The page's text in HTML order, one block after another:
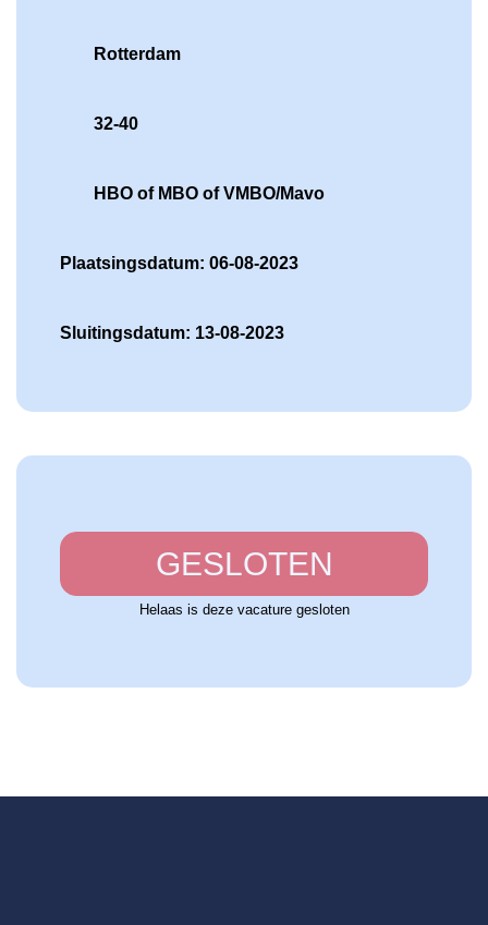
Rotterdam
32-40
HBO of MBO of VMBO/Mavo
Plaatsingsdatum: 06-08-2023
Sluitingsdatum: 13-08-2023
GESLOTEN
Helaas is deze vacature gesloten